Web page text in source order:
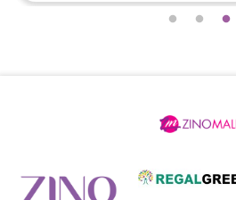
HKD$88
此商品最多可加購1
HKD$85